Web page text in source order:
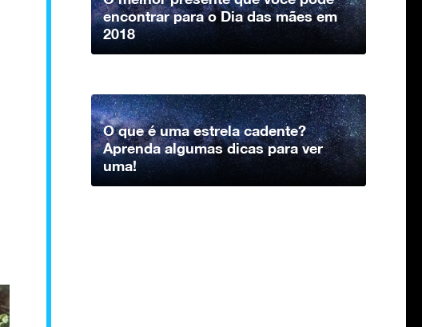
encontrar para o Dia das mães em
2018
O que é uma estrela cadente?
Aprenda algumas dicas para ver
uma!